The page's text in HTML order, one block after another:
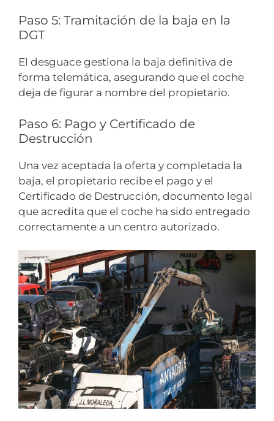
Paso 5: Tramitación de la baja en la
DGT
El desguace gestiona la baja definitiva de
forma telemática, asegurando que el coche
deja de figurar a nombre del propietario.
Paso 6: Pago y Certificado de
Destrucción
Una vez aceptada la oferta y completada la
baja, el propietario recibe el pago y el
Certificado de Destrucción, documento legal
que acredita que el coche ha sido entregado
correctamente a un centro autorizado.